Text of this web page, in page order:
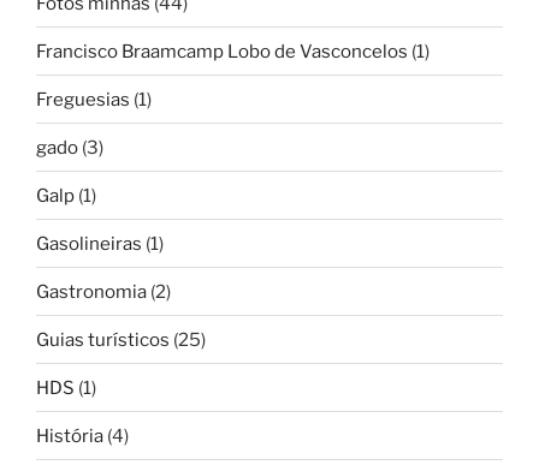
Francisco Braamcamp Lobo de Vasconcelos (1)
Freguesias (1)
gado (3)
Galp (1)
Gasolineiras (1)
Gastronomia (2)
Guias turísticos (25)
HDS (1)
História (4)